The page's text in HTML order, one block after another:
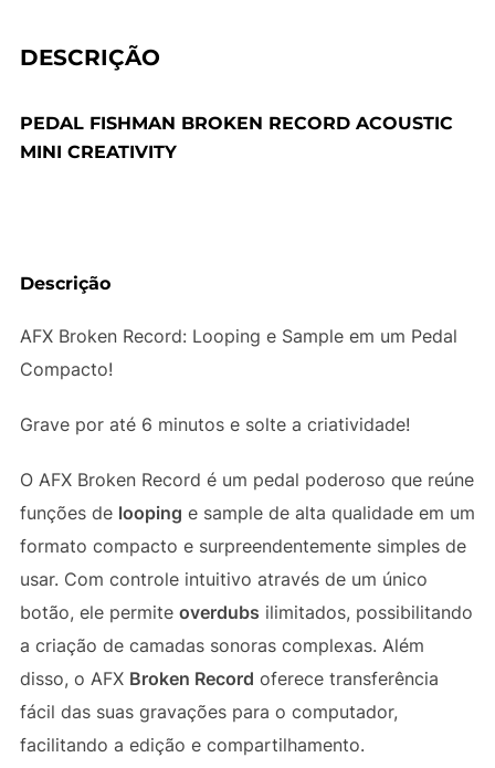
DESCRIÇÃO
PEDAL FISHMAN BROKEN RECORD ACOUSTIC
MINI CREATIVITY
Descrição
AFX Broken Record: Looping e Sample em um Pedal
Compacto!
Grave por até 6 minutos e solte a criatividade!
O AFX Broken Record é um pedal poderoso que reúne
funções de looping e sample de alta qualidade em um
formato compacto e surpreendentemente simples de
usar. Com controle intuitivo através de um único
botão, ele permite overdubs ilimitados, possibilitando
a criação de camadas sonoras complexas. Além
disso, o AFX Broken Record oferece transferência
fácil das suas gravações para o computador,
facilitando a edição e compartilhamento.